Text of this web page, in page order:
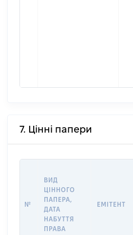
7. Цінні папери
№
ВИД
ЦІННОГО
ПАПЕРА,
ДАТА
НАБУТТЯ
ПРАВА
ЕМІТЕНТ